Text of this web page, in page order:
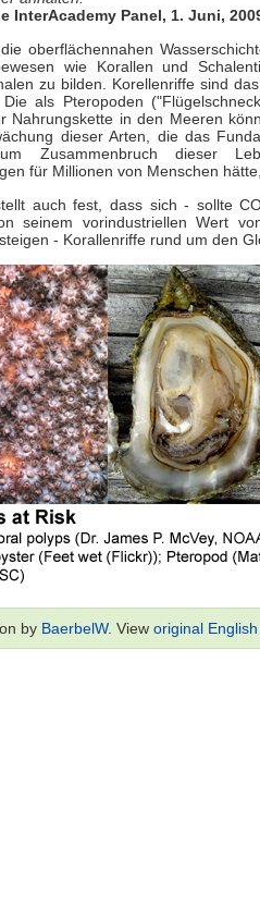
InterAcademy Panel, 1. Juni,
oberflächennahen
wie Korallen und
zu bilden. Korellenriffe sind
als Pteropoden
Nahrungskette in den Meeren
dieser Arten, die das
Zusammenbruch dieser
für Millionen von Menschen
auch fest, dass sich - sollte
seinem vorindustriellen Wert
- Korallenriffe rund um den
by BaerbelW. View original